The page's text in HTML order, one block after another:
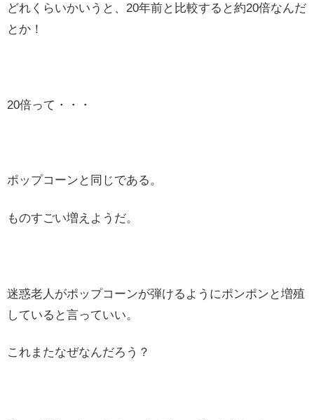
どれくらいかいうと、20年前と比較すると約20倍なんだ
とか！
20倍って・・・
ポップコーンと同じである。
ものすごい増えようだ。
迷惑老人がポップコーンが弾けるようにポンポンと増殖
していると言っていい。
これまたなぜなんだろう？